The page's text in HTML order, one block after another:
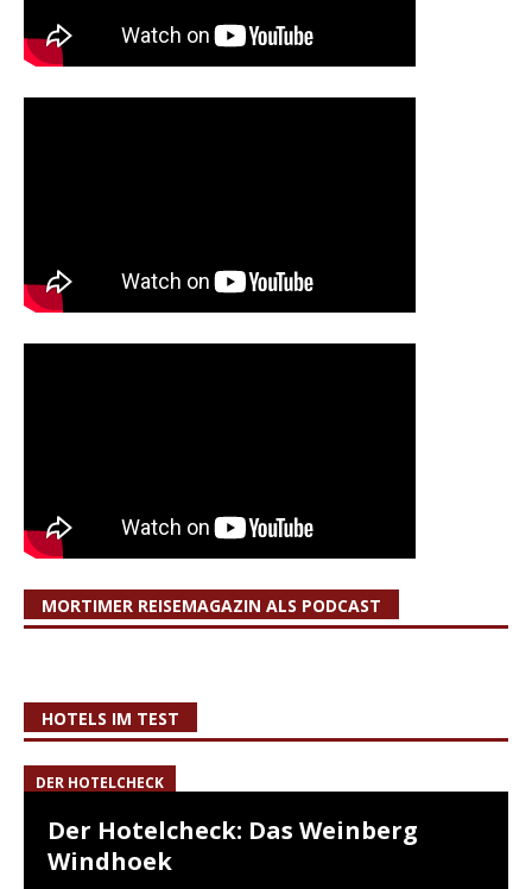
MORTIMER REISEMAGAZIN ALS PODCAST
HOTELS IM TEST
DER HOTELCHECK
Der Hotelcheck: Das Weinberg
Windhoek